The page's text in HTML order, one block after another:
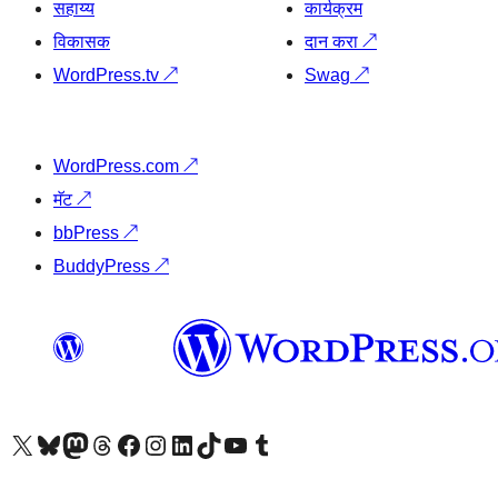
सहाय्य
विकासक
WordPress.tv ↗
कार्यक्रम
दान करा ↗
Swag ↗
WordPress.com ↗
मॅट↗
bbPress ↗
BuddyPress ↗
आमच्या X (एक्स) (पूर्वीचे ट्विटर) खात्याला भेट द्या आमच्या ब्लूस्की खात्याला भेट द्या.आमच्या Mastodon खात्याला भेट द्या.आमच्या थ्रेड्स खात्याला भेट द्या. आमच्या फेसबुक पेजला भेट द्या आमच्या इंस्टाग्राम खात्याला भेट द्या आमच्या लिंक्डइन खात्याला भेट द्या आमच्या टिकटॉक अकाउंटला भेट द्या.आमच्या यूट्यूब चॅनेलला भेट द्या आमच्या टंबलर खात्याला भेट द्या.